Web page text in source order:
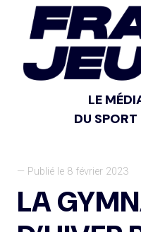
LE
DU
— Publié le 8 février 2023
LA